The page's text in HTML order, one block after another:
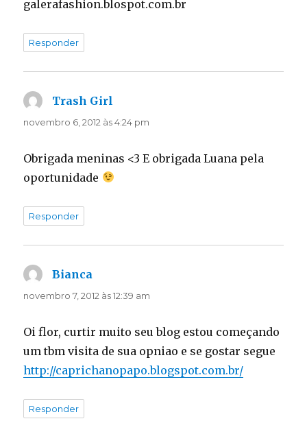
galerafashion.blospot.com.br
Responder
Trash Girl
novembro 6, 2012 às 4:24 pm
Obrigada meninas <3 E obrigada Luana pela
oportunidade
Responder
Bianca
novembro 7, 2012 às 12:39 am
Oi flor, curtir muito seu blog estou começando
um tbm visita de sua opniao e se gostar segue
http://caprichanopapo.blogspot.com.br/
Responder